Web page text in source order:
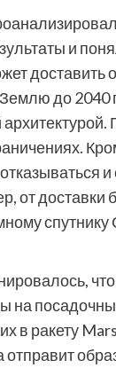
и
доставить
до 2040
и
от доставки
спутнику
на
в ракету
отправит